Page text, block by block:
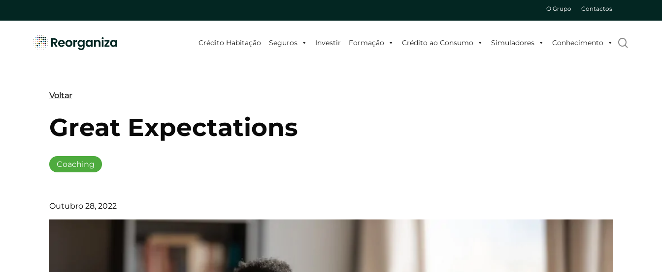
O Grupo Contactos
Crédito Habitação Seguros Investir Formação Crédito ao Consumo Simuladores Conhecimento
Voltar
Coaching
Great Expectations
Outubro 28, 2022